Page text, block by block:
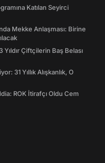
Katılan Seyirci
Mekke Anlaşması: Birine
Çiftçilerin Baş Belası
31 Yıllık Alışkanlık, O
ROK İtirafçı Oldu Cem